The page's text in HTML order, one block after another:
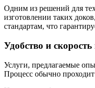
Одним из решений для
изготовлении таких
стандартам, что
Удобство и
Услуги, предлагаемые
Процесс обычно